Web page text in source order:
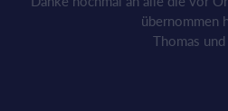
übernommen
Thomas und